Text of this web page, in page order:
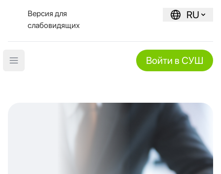
Версия для
слабовидящих
RU
Open main menu Войти в СУШ